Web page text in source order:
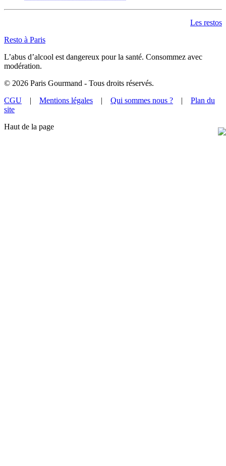
Les restos
Resto à Paris
L’abus d’alcool est dangereux pour la santé. Consommez avec
modération.
© 2026 Paris Gourmand - Tous droits réservés.
CGU | Mentions légales | Qui sommes nous ? | Plan du
site
Haut de la page